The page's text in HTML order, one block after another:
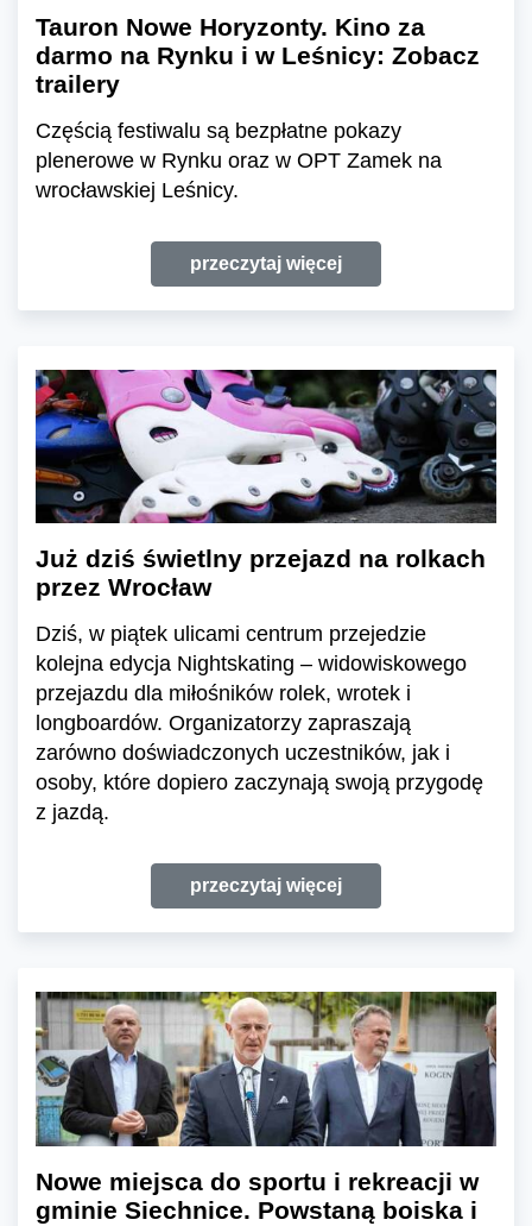
Tauron Nowe Horyzonty. Kino za
darmo na Rynku i w Leśnicy: Zobacz
trailery
Częścią festiwalu są bezpłatne pokazy
plenerowe w Rynku oraz w OPT Zamek na
wrocławskiej Leśnicy.
przeczytaj więcej
Już dziś świetlny przejazd na rolkach
przez Wrocław
Dziś, w piątek ulicami centrum przejedzie
kolejna edycja Nightskating – widowiskowego
przejazdu dla miłośników rolek, wrotek i
longboardów. Organizatorzy zapraszają
zarówno doświadczonych uczestników, jak i
osoby, które dopiero zaczynają swoją przygodę
z jazdą.
przeczytaj więcej
Nowe miejsca do sportu i rekreacji w
gminie Siechnice. Powstaną boiska i